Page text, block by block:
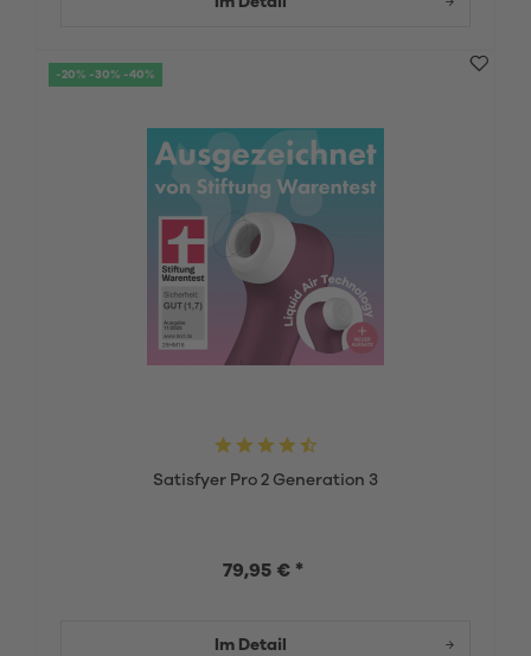
-20% -30% -40%
Satisfyer Pro 2 Generation 3
79,95 € *
Im Detail